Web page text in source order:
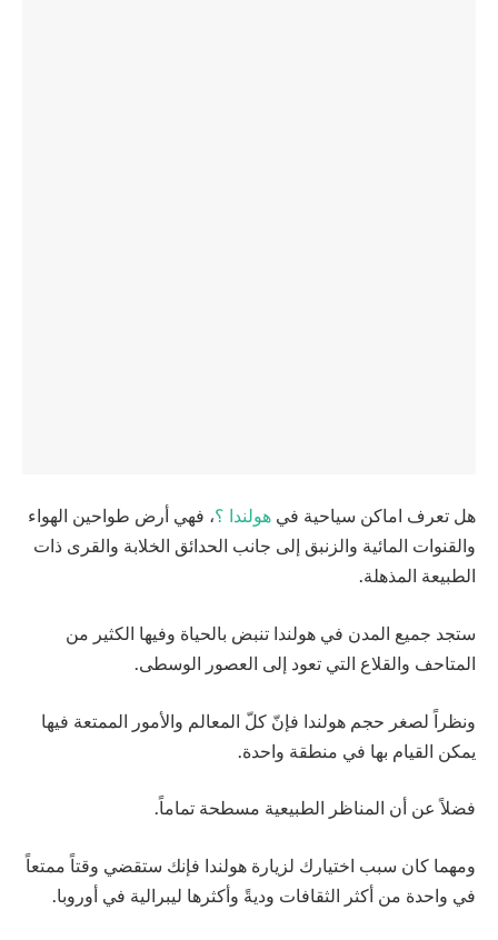
هل تعرف اماكن سياحية في هولندا ؟، فهي أرض طواحين الهواء
والقنوات المائية والزنبق إلى جانب الحدائق الخلابة والقرى ذات
الطبيعة المذهلة.
ستجد جميع المدن في هولندا تنبض بالحياة وفيها الكثير من
المتاحف والقلاع التي تعود إلى العصور الوسطى.
ونظراً لصغر حجم هولندا فإنّ كلّ المعالم والأمور الممتعة فيها
يمكن القيام بها في منطقة واحدة.
فضلاً عن أن المناظر الطبيعية مسطحة تماماً.
ومهما كان سبب اختيارك لزيارة هولندا فإنك ستقضي وقتاً ممتعاً
في واحدة من أكثر الثقافات وديةً وأكثرها ليبرالية في أوروبا.